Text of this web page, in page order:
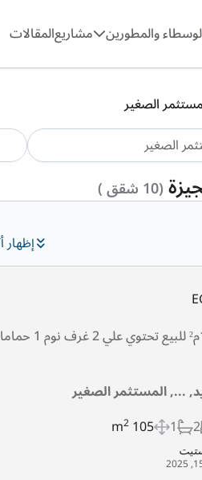
والمطورين مشاريعالمقالات
الصغير
(10 شقق )
إظهار
شقة
..., المستثمر الصغير
2
1
105 m
2